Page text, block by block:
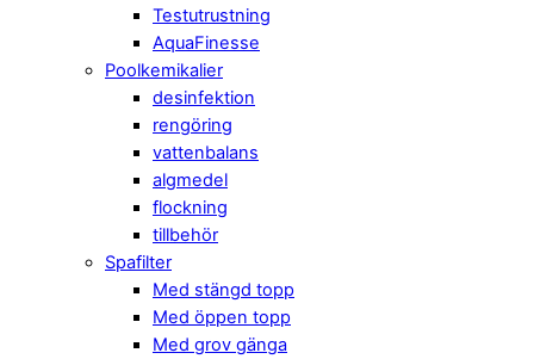
Testutrustning
AquaFinesse
Poolkemikalier
desinfektion
rengöring
vattenbalans
algmedel
flockning
tillbehör
Spafilter
Med stängd topp
Med öppen topp
Med grov gänga